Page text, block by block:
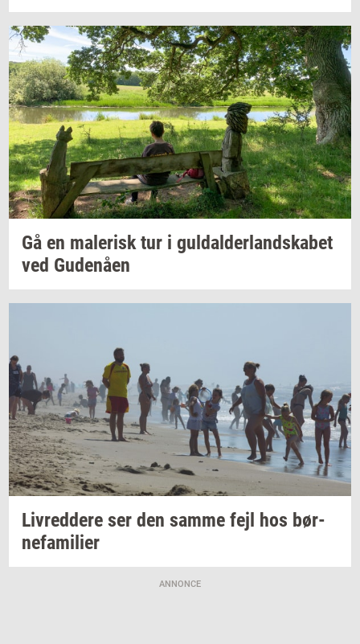
Gå en ma­le­risktur i gul­dal­der­land­ska­bet
ved Gu­denå­en
Liv­red­dere ser den samme fejl hos bør­
ne­fa­mi­li­er
ANNONCE